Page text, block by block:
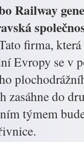
Railway
firma,
Evropy se v
zasáhne do
týmem